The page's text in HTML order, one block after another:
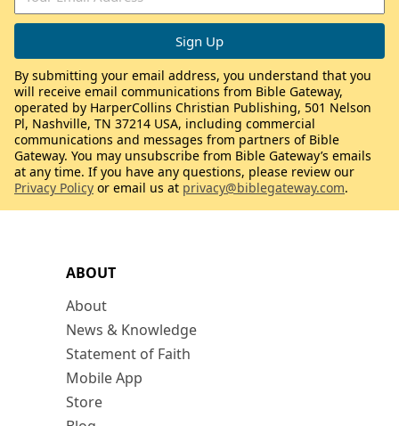
ABOUT
About
News & Knowledge
Statement of Faith
Mobile App
Store
By submitting your email address, you understand that you
will receive email communications from Bible Gateway,
operated by HarperCollins Christian Publishing, 501 Nelson
Pl, Nashville, TN 37214 USA, including commercial
communications and messages from partners of Bible
Gateway. You may unsubscribe from Bible Gateway’s emails
at any time. If you have any questions, please review our
Privacy Policy or email us at privacy@biblegateway.com.